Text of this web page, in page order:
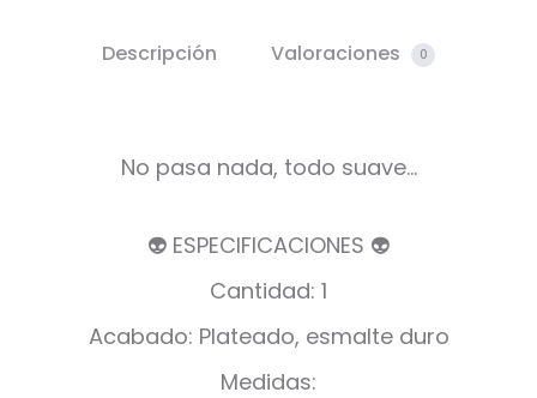
Descripción Valoraciones 0
No pasa nada, todo suave…
👽 ESPECIFICACIONES 👽
Cantidad: 1
Acabado: Plateado, esmalte duro
Medidas: